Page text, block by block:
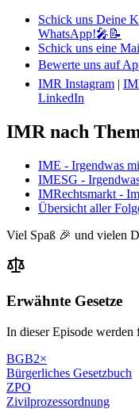
Schick uns Deine
WhatsApp!🎤📝
Schick uns eine
Bewerte uns auf
IMR Instagram |
LinkedIn
IMR nach
IME - Irgendwas
IMESG -
IMRechtsmarkt -
Übersicht aller
Viel Spaß 🎉 und vielen
Erwähnte Gesetze
In dieser Episode werden
BGB2×
Bürgerliches Gesetzbuch
ZPO
Zivilprozessordnung